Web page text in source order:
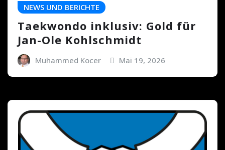
NEWS UND BERICHTE
Taekwondo inklusiv: Gold für
Jan-Ole Kohlschmidt
Muhammed Kocer Mai 19, 2026